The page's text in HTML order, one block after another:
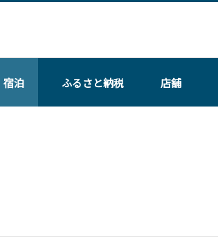
宿泊 ふるさと納税 店舗